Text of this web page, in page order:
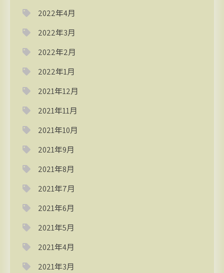
2022年4月
2022年3月
2022年2月
2022年1月
2021年12月
2021年11月
2021年10月
2021年9月
2021年8月
2021年7月
2021年6月
2021年5月
2021年4月
2021年3月